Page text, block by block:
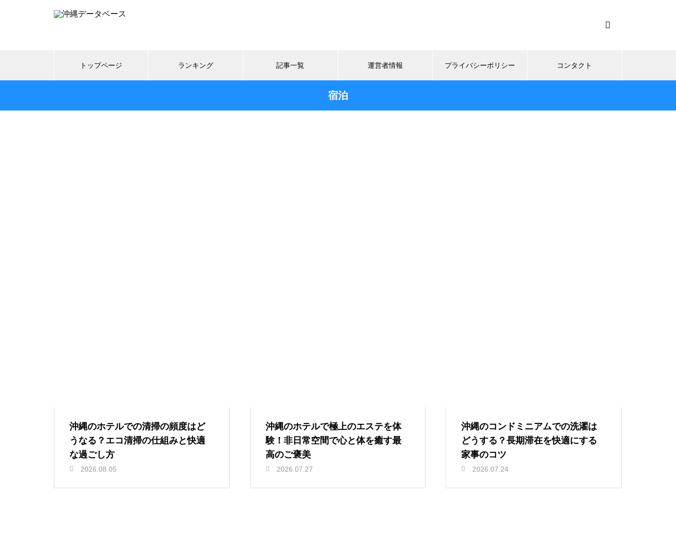
トップページ ランキング 記事一覧 運営者情報 プライバシーポリシー コンタクト
宿泊
沖縄のホテルでの清掃の頻度はど
うなる？エコ清掃の仕組みと快適
な過ごし方
2026.08.05
沖縄のホテルで極上のエステを体
験！非日常空間で心と体を癒す最
高のご褒美
2026.07.27
沖縄のコンドミニアムでの洗濯は
どうする？長期滞在を快適にする
家事のコツ
2026.07.24